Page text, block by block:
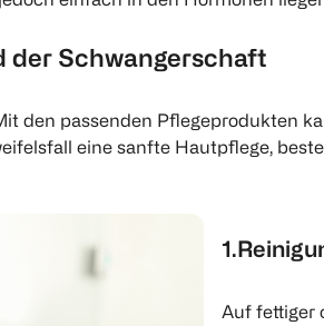
der Schwangerschaft
den passenden Pflegeprodukten
eine sanfte Hautpflege,
Auf fettiger